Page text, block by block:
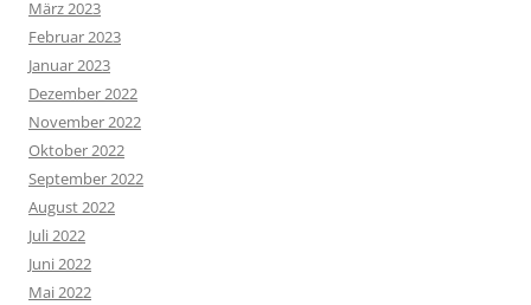
März 2023
Februar 2023
Januar 2023
Dezember 2022
November 2022
Oktober 2022
September 2022
August 2022
Juli 2022
Juni 2022
Mai 2022